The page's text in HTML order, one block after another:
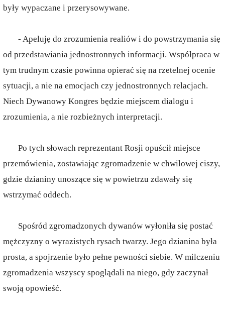
były wypaczane i przerysowywane.
- Apeluję do zrozumienia realiów i do powstrzymania się
od przedstawiania jednostronnych informacji. Współpraca w
tym trudnym czasie powinna opierać się na rzetelnej ocenie
sytuacji, a nie na emocjach czy jednostronnych relacjach.
Niech Dywanowy Kongres będzie miejscem dialogu i
zrozumienia, a nie rozbieżnych interpretacji.
Po tych słowach reprezentant Rosji opuścił miejsce
przemówienia, zostawiając zgromadzenie w chwilowej ciszy,
gdzie dzianiny unoszące się w powietrzu zdawały się
wstrzymać oddech.
Spośród zgromadzonych dywanów wyłoniła się postać
mężczyzny o wyrazistych rysach twarzy. Jego dzianina była
prosta, a spojrzenie było pełne pewności siebie. W milczeniu
zgromadzenia wszyscy spoglądali na niego, gdy zaczynał
swoją opowieść.